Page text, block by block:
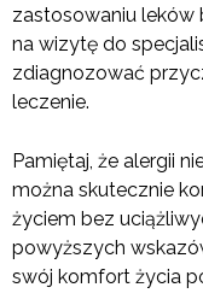
zastosowaniu leków
na wizytę do
zdiagnozować
leczenie.
Pamiętaj, że alergii
można skutecznie
życiem bez
powyższych
swój komfort życia